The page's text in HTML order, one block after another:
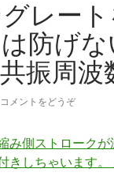
レー
防げ
振周波
コメントをどうぞ
み側ストローク
きしちゃいます